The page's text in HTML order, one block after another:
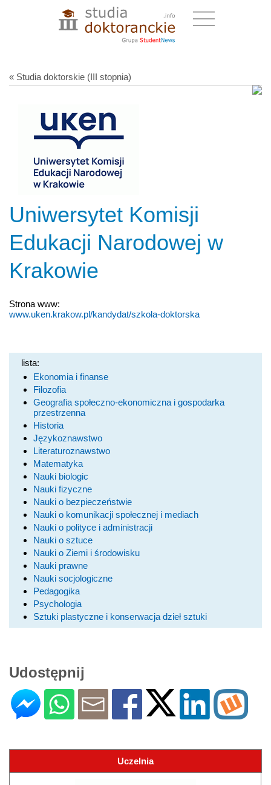
« Studia doktorskie (III stopnia)
Uniwersytet Komisji
Edukacji Narodowej w
Krakowie
Strona www:
www.uken.krakow.pl/kandydat/szkola-doktorska
lista:
Ekonomia i finanse
Filozofia
Geografia społeczno-ekonomiczna i gospodarka
przestrzenna
Historia
Językoznawstwo
Literaturoznawstwo
Matematyka
Nauki biologic
Nauki fizyczne
Nauki o bezpieczeństwie
Nauki o komunikacji społecznej i mediach
Nauki o polityce i administracji
Nauki o sztuce
Nauki o Ziemi i środowisku
Nauki prawne
Nauki socjologiczne
Pedagogika
Psychologia
Sztuki plastyczne i konserwacja dzieł sztuki
Udostępnij
Uczelnia